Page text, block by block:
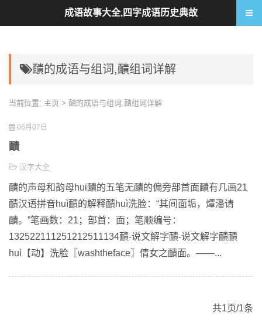
靧的成语与组词,靧组词详解
当前位置: 主页 > 靧的成语与组词,靧组词详解
06月07日
靧
汉字大全
靧的声母和韵母hui靧的五笔无靧的偏旁部首面靧有几画21
靧汉语拼音huì靧的解释靧huì洗脸：“其间面垢，燂潘请
靧。”笔画数：21；部首：面；笔顺编号：
132522111251212511134靧-说文解字靧-说文解字靧靧
huì【动】洗脸〖washtheface〗倩女之靧面。——...
共1页/1条
成语故事大全,四字成语历史典故